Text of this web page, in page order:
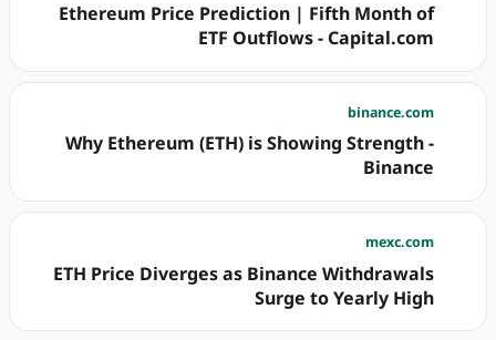
Ethereum Price Prediction | Fifth Month of
ETF Outflows - Capital.com
binance.com
Why Ethereum (ETH) is Showing Strength -
Binance
mexc.com
ETH Price Diverges as Binance Withdrawals
Surge to Yearly High